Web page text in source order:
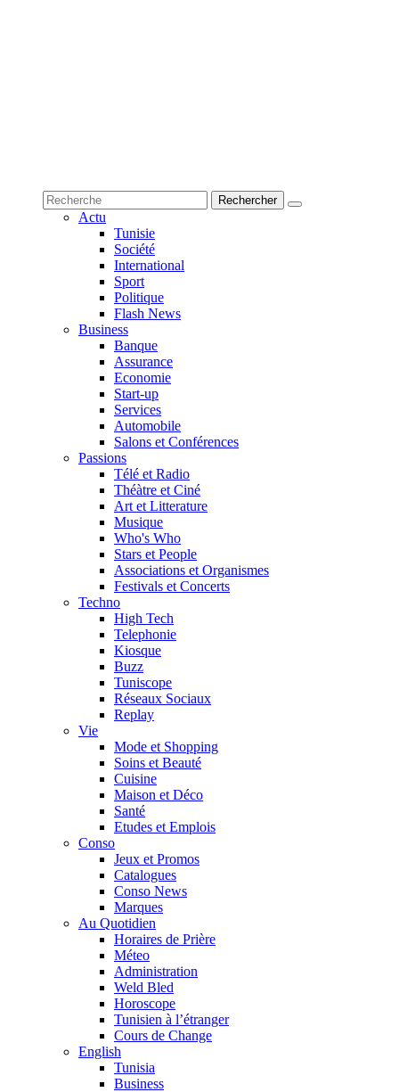
Actu
Tunisie
Société
International
Sport
Politique
Flash News
Business
Banque
Assurance
Economie
Start-up
Services
Automobile
Salons et Conférences
Passions
Télé et Radio
Théàtre et Ciné
Art et Litterature
Musique
Who's Who
Stars et People
Associations et Organismes
Festivals et Concerts
Techno
High Tech
Telephonie
Kiosque
Buzz
Tuniscope
Réseaux Sociaux
Replay
Vie
Mode et Shopping
Soins et Beauté
Cuisine
Maison et Déco
Santé
Etudes et Emplois
Conso
Jeux et Promos
Catalogues
Conso News
Marques
Au Quotidien
Horaires de Prière
Méteo
Administration
Weld Bled
Horoscope
Tunisien à l’étranger
Cours de Change
English
Tunisia
Business